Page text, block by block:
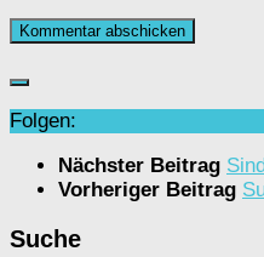
Folgen:
Nächster Beitrag
Vorheriger Beitrag
Suche